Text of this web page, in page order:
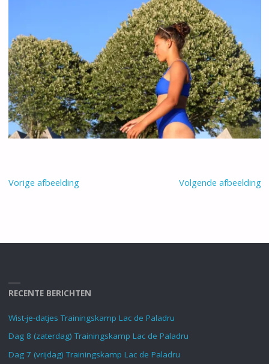
Vorige afbeelding Volgende afbeelding
RECENTE BERICHTEN
Wist-je-datjes Trainingskamp Lac de Paladru
Dag 8 (zaterdag) Trainingskamp Lac de Paladru
Dag 7 (vrijdag) Trainingskamp Lac de Paladru